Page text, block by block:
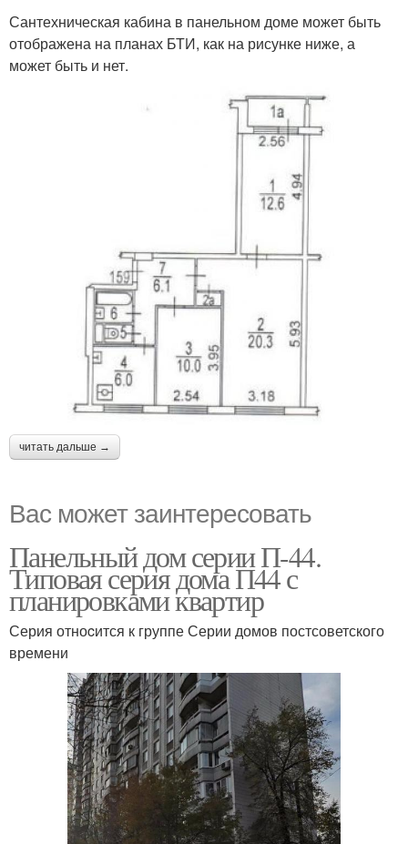
Сантехническая кабина в панельном доме может быть
отображена на планах БТИ, как на рисунке ниже, а
может быть и нет.
читать дальше →
Вас может заинтересовать
Панельный дом серии П-44.
Типовая серия дома П44 с
планировками квартир
Серия отноcится к группе Серии домов постсоветского
времени